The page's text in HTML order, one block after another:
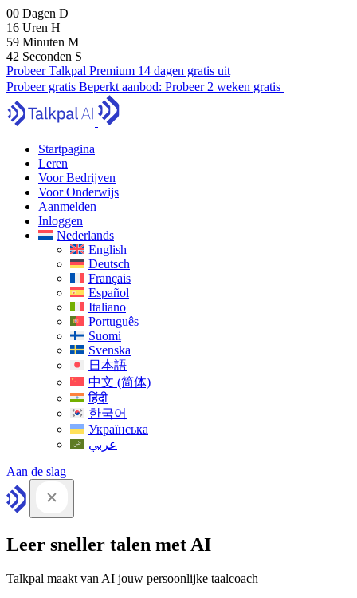
00 Dagen D
16 Uren H
59 Minuten M
40 Seconden S
Probeer Talkpal Premium 14 dagen gratis uit
Probeer gratis Beperkt aanbod: Probeer 2 weken gratis
Startpagina
Leren
Voor Bedrijven
Voor Onderwijs
Aanmelden
Inloggen
Nederlands
English
Deutsch
Français
Español
Italiano
Português
Suomi
Svenska
日本語
中文 (简体)
हिंदी
한국어
Українська
عربي
Aan de slag
Leer sneller talen met AI
Talkpal maakt van AI jouw persoonlijke taalcoach